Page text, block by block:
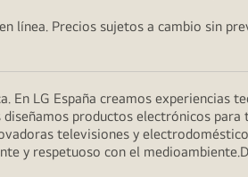
línea. Precios sujetos a cambio sin
LG España creamos experiencias
productos electrónicos
televisiones y
y respetuoso con el